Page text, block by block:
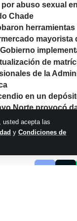
acepta las
y Condiciones de
abuso sexual
Chade
herramientas
mayorista
Gobierno
de
de la
en un
Norte provocó
autos de rally
terminó